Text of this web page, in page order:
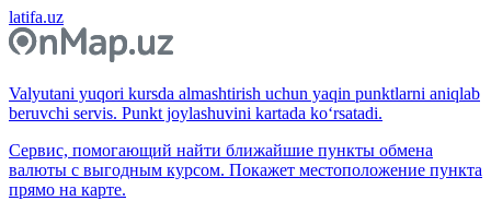
latifa.uz
Valyutani yuqori kursda almashtirish uchun yaqin punktlarni aniqlab
beruvchi servis. Punkt joylashuvini kartada ko‘rsatadi.
Сервис, помогающий найти ближайшие пункты обмена
валюты с выгодным курсом. Покажет местоположение пункта
прямо на карте.